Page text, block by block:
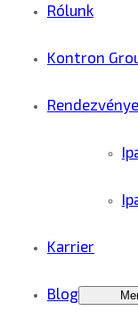
Rólunk
Kontron
Karrier
Blog